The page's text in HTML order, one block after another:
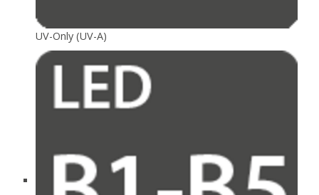
UV-Only (UV-A)